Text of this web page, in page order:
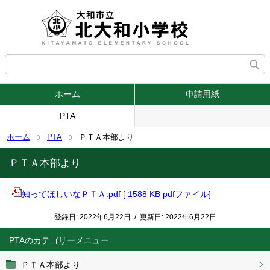
ホーム 申請用紙
PTA
ホーム PTA ＰＴＡ本部より
PTA
ＰＴＡ本部より
ＰＴＡ本部より
知ってほしいなＰＴＡ.pdf [ 1588 KB pdfファイル]
登録日: 2022年6月22日 / 更新日: 2022年6月22日